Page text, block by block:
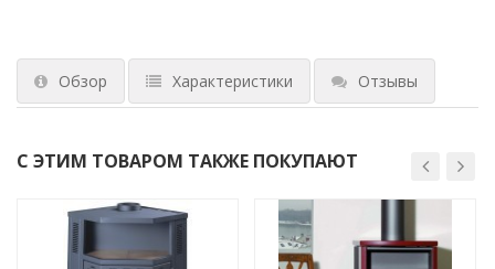
Обзор Характеристики Отзывы
С ЭТИМ ТОВАРОМ ТАКЖЕ ПОКУПАЮТ